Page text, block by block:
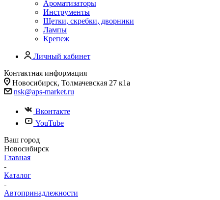
Ароматизаторы
Инструменты
Щетки, скребки, дворники
Лампы
Крепеж
Личный кабинет
Контактная информация
Новосибирск, Толмачевская 27 к1а
nsk@aps-market.ru
Вконтакте
YouTube
Ваш город
Новосибирск
Главная
-
Каталог
-
Автопринадлежности